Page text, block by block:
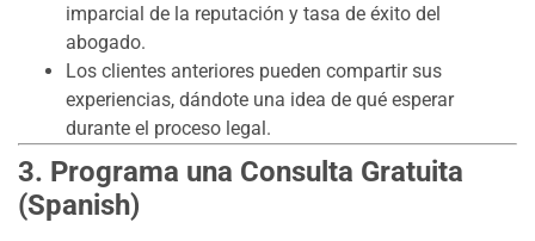
imparcial de la reputación y tasa de éxito del
abogado.
Los clientes anteriores pueden compartir sus
experiencias, dándote una idea de qué esperar
durante el proceso legal.
3. Programa una Consulta Gratuita
(Spanish)